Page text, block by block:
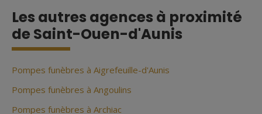
Les autres agences à proximité
de Saint-Ouen-d'Aunis
Pompes funèbres à Aigrefeuille-d'Aunis
Pompes funèbres à Angoulins
Pompes funèbres à Archiac